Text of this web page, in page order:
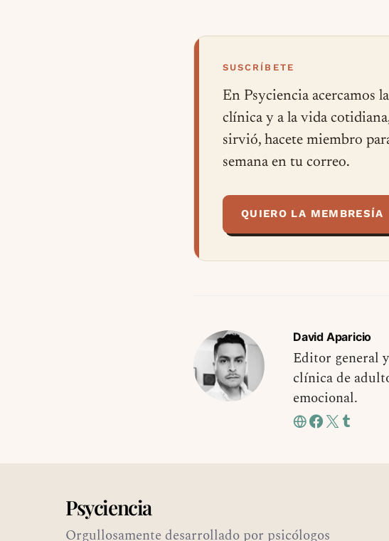
SUSCRÍBETE
En Psyciencia acercamos
clínica y a la vida
sirvió, hacete miembro
semana en tu correo.
QUIERO LA MEMBRESÍA
David Aparicio
Editor general
clínica de
emocional.
Psyciencia
Orgullosamente desarrollado por psicólogos